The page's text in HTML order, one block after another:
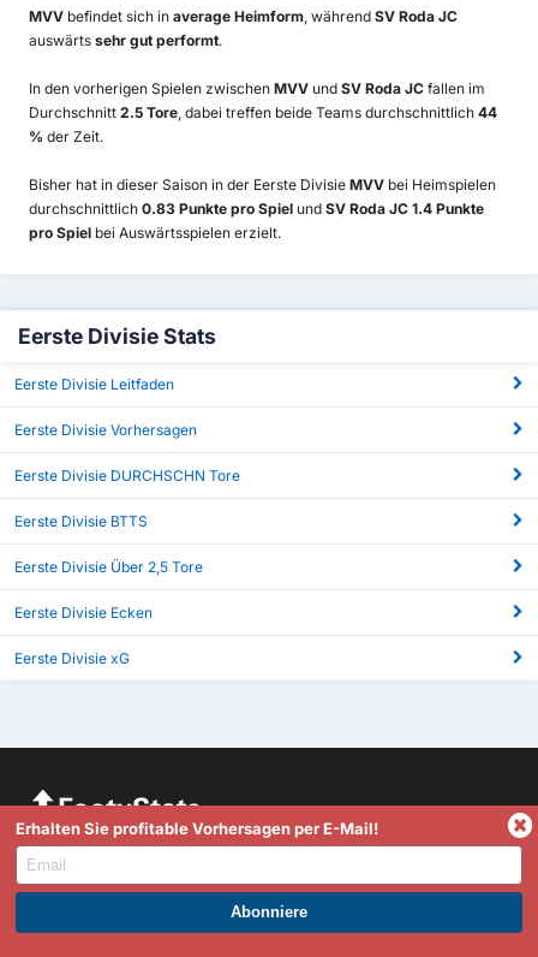
MVV befindet sich in average Heimform , während SV Roda JC
auswärts sehr gut performt.
In den vorherigen Spielen zwischen MVV und SV Roda JC fallen im
Durchschnitt 2.5 Tore , dabei treffen beide Teams durchschnittlich 44
% der Zeit.
Bisher hat in dieser Saison in der Eerste Divisie MVV bei Heimspielen
durchschnittlich 0.83 Punkte pro Spiel und SV Roda JC 1.4 Punkte
pro Spiel bei Auswärtsspielen erzielt.
Eerste Divisie Stats
Eerste Divisie Leitfaden
Eerste Divisie Vorhersagen
Eerste Divisie DURCHSCHN Tore
Eerste Divisie BTTS
Eerste Divisie Über 2,5 Tore
Eerste Divisie Ecken
Eerste Divisie xG
FootyStats ist Ihre beste Quelle für Statistiken wie erzielte
Tore, Über 2,5/Unter 2,5, Halbzeit/Vollzeit, dynamische In-
Play Statistiken und vieles mehr. Wenn Sie Fragen,
WERDEN SIE PREMIUM UND PROFITIEREN SIE JETZT.
Erhalten Sie profitable Vorhersagen per E-Mail!